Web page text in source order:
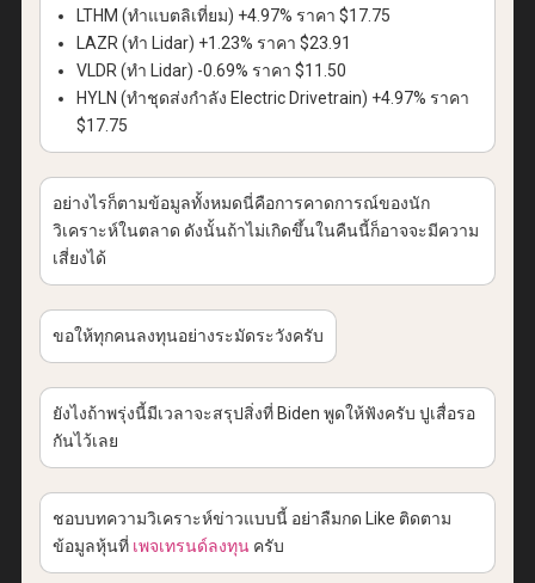
LTHM (ทำแบตลิเที่ยม) +4.97% ราคา $17.75
LAZR (ทำ Lidar) +1.23% ราคา $23.91
VLDR (ทำ Lidar) -0.69% ราคา $11.50
HYLN (ทำชุดส่งกำลัง Electric Drivetrain) +4.97% ราคา
$17.75
อย่างไรก็ตามข้อมูลทั้งหมดนี่คือการคาดการณ์ของนัก
วิเคราะห์ในตลาด ดังนั้นถ้าไม่เกิดขึ้นในคืนนี้ก็อาจจะมีความ
เสี่ยงได้
ขอให้ทุกคนลงทุนอย่างระมัดระวังครับ
ยังไงถ้าพรุ่งนี้มีเวลาจะสรุปสิ่งที่Biden พูดให้ฟังครับ ปูเสื่อรอ
กันไว้เลย
ชอบบทความวิเคราะห์ข่าวแบบนี้ อย่าลืมกด Like ติดตาม
ข้อมูลหุ้นที่ เพจเทรนด์ลงทุนครับ